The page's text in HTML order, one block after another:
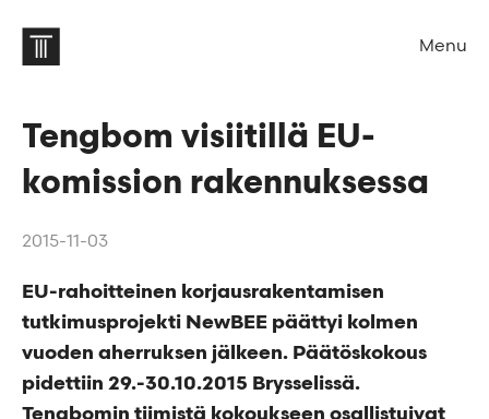
Menu
Tengbom visiitillä EU-
komission rakennuksessa
2015-11-03
EU-rahoitteinen korjausrakentamisen
tutkimusprojekti NewBEE päättyi kolmen
vuoden aherruksen jälkeen. Päätöskokous
pidettiin 29.-30.10.2015 Brysselissä.
Tengbomin tiimistä kokoukseen osallistuivat